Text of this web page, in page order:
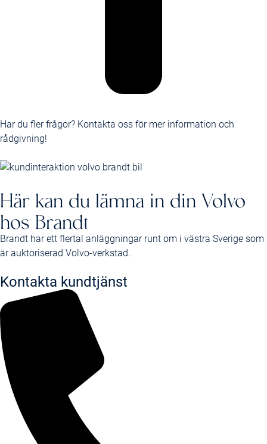
Har du fler frågor? Kontakta oss för mer information och
rådgivning!
Här kan du lämna in din Volvo
hos Brandt
Brandt har ett flertal anläggningar runt om i västra Sverige som
är auktoriserad Volvo-verkstad.
Kontakta kundtjänst